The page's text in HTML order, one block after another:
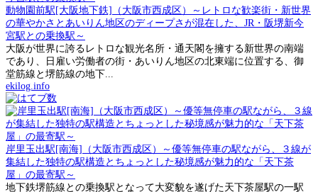
動物園前駅[大阪地下鉄]（大阪市西成区）～レトロな歓楽街・新世界
の華やかさとあいりん地区のディープさが混在した、JR・阪堺新今
宮駅との乗換駅～
大阪が世界に誇るレトロな観光名所・通天閣を擁する新世界の南端
であり、日雇い労働者の街・あいりん地区の北東端に位置する、御
堂筋線と堺筋線の地下...
ekilog.info
岸里玉出駅[南海]（大阪市西成区）～優等無停車の駅ながら、３線が
集結した独特の駅構造とちょっとした秘境感が魅力的な「天下茶
屋」の最寄駅～
地下鉄堺筋線との乗換駅となって大変貌を遂げた天下茶屋駅の一駅